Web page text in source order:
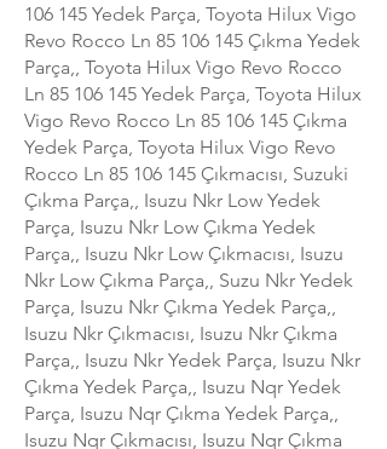
106 145 Yedek Parça, Toyota Hilux Vigo
Revo Rocco Ln 85 106 145 Çıkma Yedek
Parça,, Toyota Hilux Vigo Revo Rocco
Ln 85 106 145 Yedek Parça, Toyota Hilux
Vigo Revo Rocco Ln 85 106 145 Çıkma
Yedek Parça, Toyota Hilux Vigo Revo
Rocco Ln 85 106 145 Çıkmacısı, Suzuki
Çıkma Parça,, Isuzu Nkr Low Yedek
Parça, Isuzu Nkr Low Çıkma Yedek
Parça,, Isuzu Nkr Low Çıkmacısı, Isuzu
Nkr Low Çıkma Parça,, Suzu Nkr Yedek
Parça, Isuzu Nkr Çıkma Yedek Parça,,
Isuzu Nkr Çıkmacısı, Isuzu Nkr Çıkma
Parça,, Isuzu Nkr Yedek Parça, Isuzu Nkr
Çıkma Yedek Parça,, Isuzu Nqr Yedek
Parça, Isuzu Nqr Çıkma Yedek Parça,,
Isuzu Nqr Çıkmacısı, Isuzu Nqr Çıkma